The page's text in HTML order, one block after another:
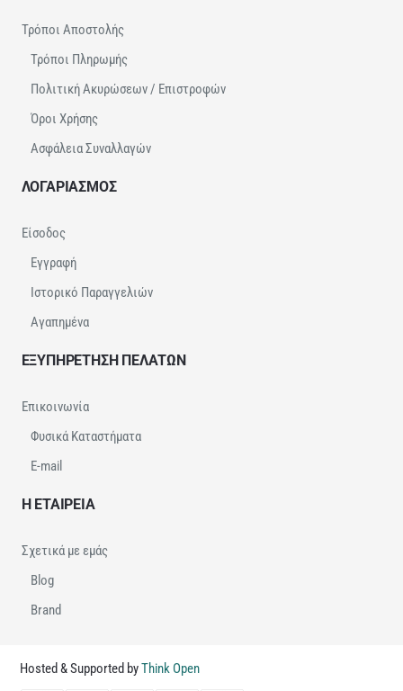
Τρόποι Αποστολής
Τρόποι Πληρωμής
Πολιτική Ακυρώσεων / Επιστροφών
Όροι Χρήσης
Ασφάλεια Συναλλαγών
ΛΟΓΑΡΙΑΣΜΟΣ
Είσοδος
Εγγραφή
Ιστορικό Παραγγελιών
Αγαπημένα
ΕΞΥΠΗΡΕΤΗΣΗ ΠΕΛΑΤΩΝ
Επικοινωνία
Φυσικά Καταστήματα
E-mail
Η ΕΤΑΙΡΕΙΑ
Σχετικά με εμάς
Blog
Brand
Hosted & Supported byThink Open